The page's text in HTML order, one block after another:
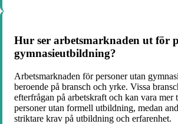
Hur ser arbetsmarknaden ut för
gymnasieutbildning?
Arbetsmarknaden för personer utan
beroende på bransch och yrke. Vissa
efterfrågan på arbetskraft och kan vara
personer utan formell utbildning, medan
striktare krav på utbildning och erfarenhet.